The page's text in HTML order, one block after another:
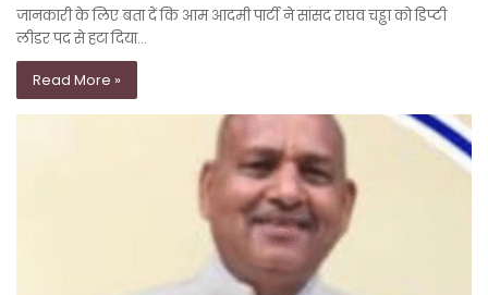
जानकारी के लिए बता दें कि आम आदमी पार्टी ने सांसद राघव चड्ढा को डिप्टी
लीडर पद से हटा दिया…
Read More »